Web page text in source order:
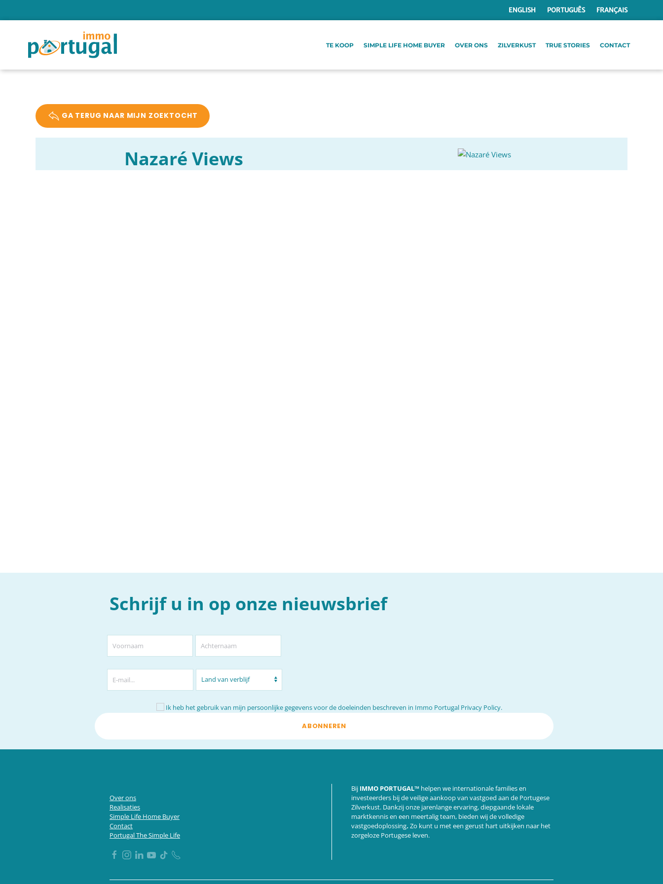
ENGLISH PORTUGUÊS FRANÇAIS
TE KOOP SIMPLE LIFE HOME BUYER OVER ONS ZILVERKUST TRUE STORIES CONTACT
GA TERUG NAAR MIJN ZOEKTOCHT
Nazaré Views
Schrijf u in op onze nieuwsbrief
Ik heb het gebruik van mijn persoonlijke gegevens voor de doeleinden beschreven in Immo Portugal Privacy Policy.
ABONNEREN
Over ons
Realisaties
Simple Life Home Buyer
Contact
Portugal The Simple Life
Bij IMMO PORTUGAL™ helpen we internationale families en
investeerders bij de veilige aankoop van vastgoed aan de Portugese
Zilverkust. Dankzij onze jarenlange ervaring, diepgaande lokale
marktkennis en een meertalig team, bieden wij de volledige
vastgoedoplossing.Zo kunt u met een gerust hart uitkijken naar het
zorgeloze Portugese leven.